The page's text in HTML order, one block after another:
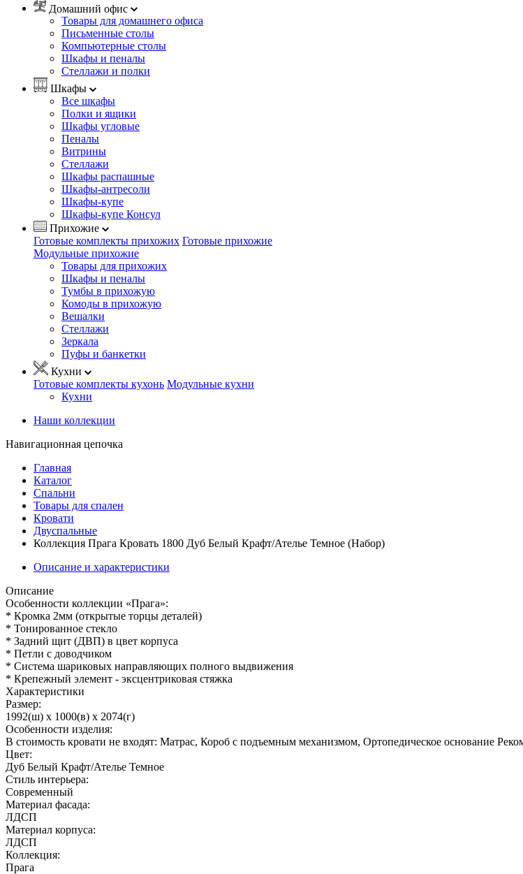
Домашний офис
Товары для домашнего офиса
Письменные столы
Компьютерные столы
Шкафы и пеналы
Стеллажи и полки
Шкафы
Все шкафы
Полки и ящики
Шкафы угловые
Пеналы
Витрины
Стеллажи
Шкафы распашные
Шкафы-антресоли
Шкафы-купе
Шкафы-купе Консул
Прихожие
Готовые комплекты прихожих Готовые прихожие
Модульные прихожие
Товары для прихожих
Шкафы и пеналы
Тумбы в прихожую
Комоды в прихожую
Вешалки
Стеллажи
Зеркала
Пуфы и банкетки
Кухни
Готовые комплекты кухонь Модульные кухни
Кухни
Наши коллекции
Навигационная цепочка
Главная
Каталог
Спальни
Товары для спален
Кровати
Двуспальные
Коллекция Прага Кровать 1800 Дуб Белый Крафт/Ателье Темное (Набор)
Описание и характеристики
Описание
Особенности коллекции «Прага»:
* Кромка 2мм (открытые торцы деталей)
* Тонированное стекло
* Задний щит (ДВП) в цвет корпуса
* Петли с доводчиком
* Система шариковых направляющих полного выдвижения
* Крепежный элемент - эксцентриковая стяжка
Характеристики
Размер:
1992(ш) x 1000(в) x 2074(г)
Особенности изделия:
В стоимость кровати не входят: Матрас, Короб с подъемным механизмом, Ортопедическое основание
Цвет:
Дуб Белый Крафт/Ателье Темное
Стиль интерьера:
Современный
Материал фасада:
ЛДСП
Материал корпуса:
ЛДСП
Коллекция:
Прага